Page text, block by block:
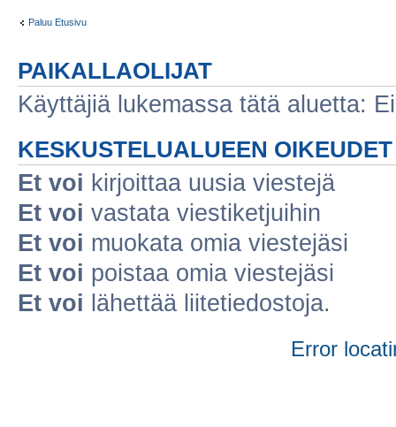
Paluu Etusivu
PAIKALLAOLIJAT
Käyttäjiä lukemassa tätä aluetta:
KESKUSTELUALUEEN OIKEUDET
Et voi kirjoittaa uusia viestejä
Et voi vastata viestiketjuihin
Et voi muokata omia viestejäsi
Et voi poistaa omia viestejäsi
Et voi lähettää liitetiedostoja.
Error